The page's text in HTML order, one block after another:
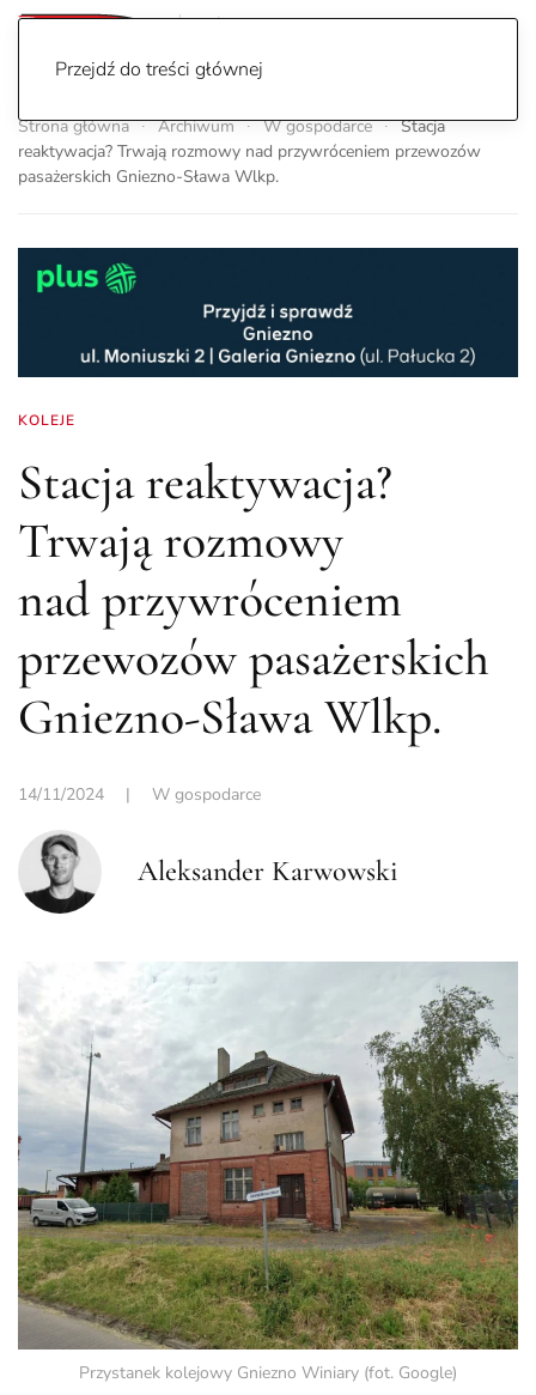
Przejdź do treści głównej
Strona główna Archiwum W gospodarce
Stacja
reaktywacja? Trwają rozmowy nad przywróceniem przewozów
pasażerskich Gniezno-Sława Wlkp.
KOLEJE
Stacja reaktywacja?
Trwają rozmowy
nad przywróceniem
przewozów pasażerskich
Gniezno-Sława Wlkp.
14/11/2024 | W gospodarce
Aleksander Karwowski
Przystanek kolejowy Gniezno Winiary (fot. Google)